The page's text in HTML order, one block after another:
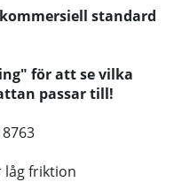
standard
för att se vilka
passar till!
låg friktion